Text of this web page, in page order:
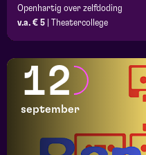
Openhartig over zelfdoding
v.a. € 5
Theatercollege
12
september